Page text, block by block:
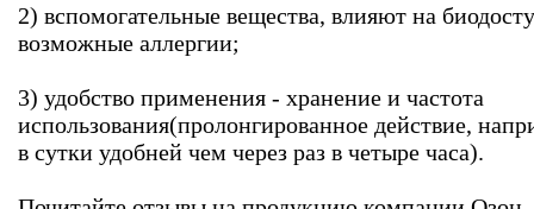
2) вспомогательные вещества, влияют на
возможные аллергии;
3) удобство применения - хранение и частота
использования(пролонгированное действие,
в сутки удобней чем через раз в четыре часа).